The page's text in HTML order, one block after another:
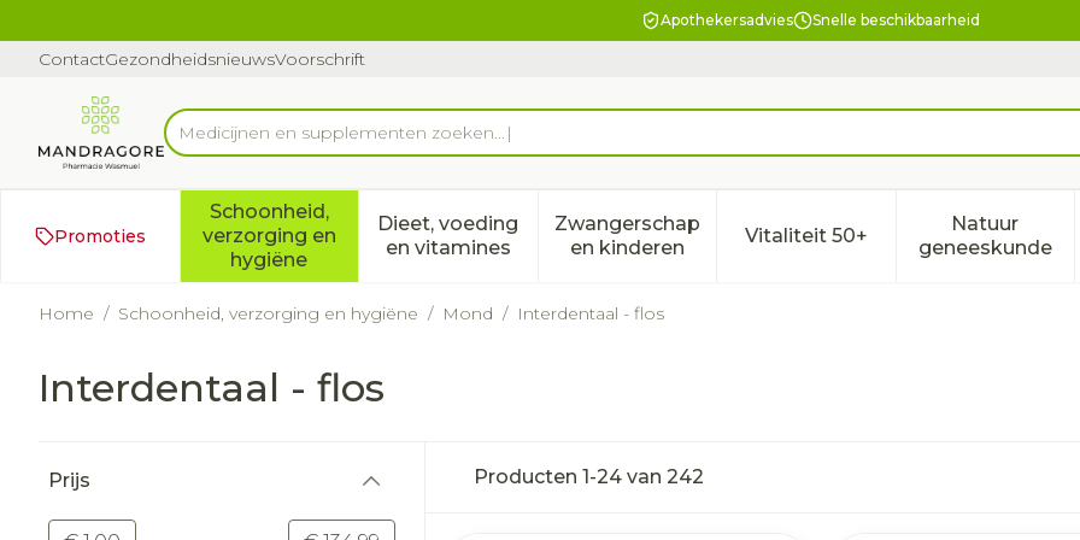
Apothekersadvies Snelle beschikbaarheid
ContactGezondheidsnieuwsVoorschrift
Product, merk, categorie...
Medici
Promoties
Schoonheid,
verzorging en
hygiëne
Toon submenu voor Schoonheid, verzorging en hygiëne categorie
Dieet, voeding
en vitaminesToon submenu voor Dieet, voeding en vitamines categorie
Zwangerschap
en kinderenToon submenu voor Zwangerschap en
Vitaliteit 50+Toon submenu voor
Natuur
geneeskunde
Toon
Home / Schoonheid, verzorging en hygiëne / Mond / Interdentaal - flos
Interdentaal - flos
Prijs
Producten 1-24 van 242